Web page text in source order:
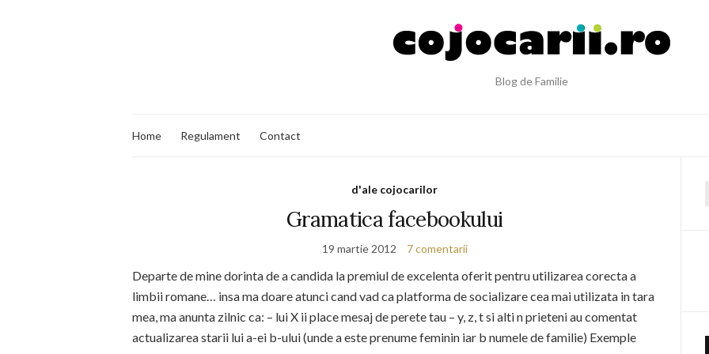
Blog de Familie
Home Regulament Contact
d'ale cojocarilor
Gramatica facebookului
19 martie 2012 7 comentarii
Departe de mine dorinta de a candida la premiul de excelenta oferit pentru utilizarea corecta a
limbii romane… insa ma doare atunci cand vad ca platforma de socializare cea mai utilizata in tara
mea, ma anunta zilnic ca: – lui X ii place mesaj de perete tau – y, z, t si alti n prieteni au comentat
actualizarea starii lui a-ei b-ului (unde a este prenume feminin iar b numele de familie) Exemple